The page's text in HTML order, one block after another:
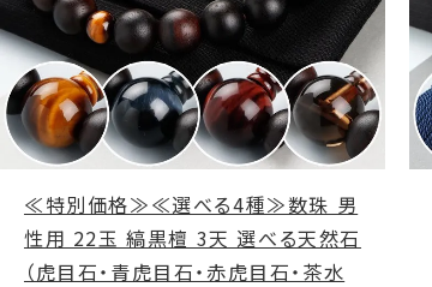
≪特別価格≫≪選べる4種≫数珠 男
性用 22玉 縞黒檀 3天 選べる天然石
（虎目石・青虎目石・赤虎目石・茶水